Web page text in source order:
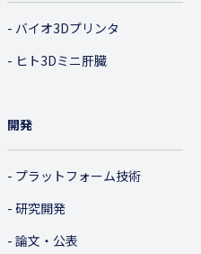
バイオ3Dプリンタ
ヒト3Dミニ肝臓
開発
プラットフォーム技術
研究開発
論文・公表